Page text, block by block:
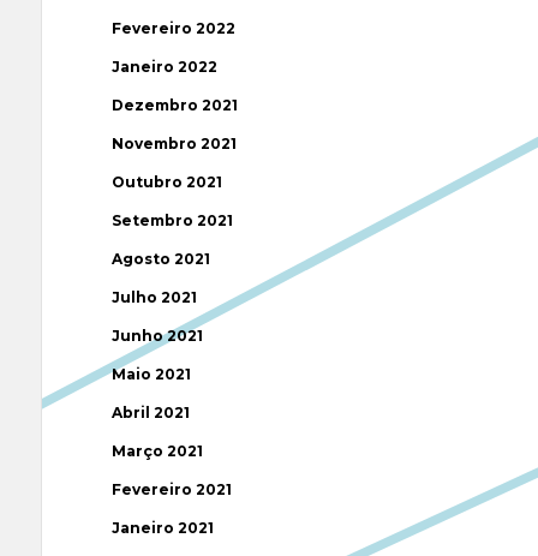
Fevereiro 2022
Janeiro 2022
Dezembro 2021
Novembro 2021
Outubro 2021
Setembro 2021
Agosto 2021
Julho 2021
Junho 2021
Maio 2021
Abril 2021
Março 2021
Fevereiro 2021
Janeiro 2021